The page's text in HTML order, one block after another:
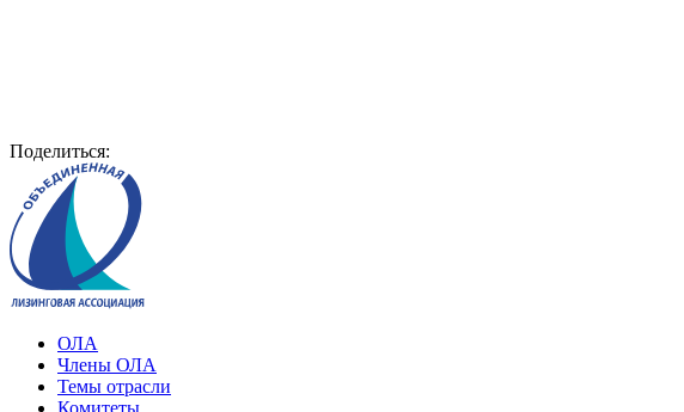
Поделиться:
ОЛА
Члены ОЛА
Темы отрасли
Комитеты